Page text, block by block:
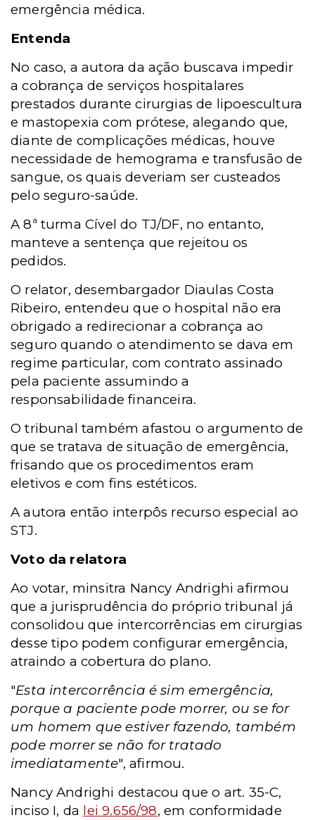
emergência médica.
Entenda
No caso, a autora da ação buscava impedir
a cobrança de serviços hospitalares
prestados durante cirurgias de lipoescultura
e mastopexia com prótese, alegando que,
diante de complicações médicas, houve
necessidade de hemograma e transfusão de
sangue, os quais deveriam ser custeados
pelo seguro-saúde.
A 8ª turma Cível do TJ/DF, no entanto,
manteve a sentença que rejeitou os
pedidos.
O relator, desembargador Diaulas Costa
Ribeiro, entendeu que o hospital não era
obrigado a redirecionar a cobrança ao
seguro quando o atendimento se dava em
regime particular, com contrato assinado
pela paciente assumindo a
responsabilidade financeira.
O tribunal também afastou o argumento de
que se tratava de situação de emergência,
frisando que os procedimentos eram
eletivos e com fins estéticos.
A autora então interpôs recurso especial ao
STJ.
Voto da relatora
Ao votar, minsitra Nancy Andrighi afirmou
que a jurisprudência do próprio tribunal já
consolidou que intercorrências em cirurgias
desse tipo podem configurar emergência,
atraindo a cobertura do plano.
"Esta intercorrência é sim emergência,
porque a paciente pode morrer, ou se for
um homem que estiver fazendo, também
pode morrer se não for tratado
imediatamente", afirmou.
Nancy Andrighi destacou que o art. 35-C,
inciso I, da lei 9.656/98, em conformidade